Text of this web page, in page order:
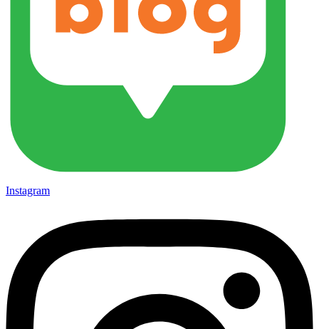
Instagram